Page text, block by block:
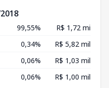
99,55%
R$ 1,72 mi
0,34%
R$ 5,82 mil
0,06%
R$ 1,03 mil
0,06% R$ 1,00 mil